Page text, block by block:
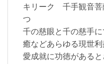
キリーク 千手観音菩
つ
千の慈眼と千の慈手
癒などあらゆる現世
愛成就に功徳があると